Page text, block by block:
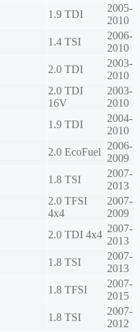
1.9 TDI
2005-
2010
1.4 TSI
2006-
2010
2.0 TDI
2003-
2010
2.0 TDI
16V
2003-
2010
1.9 TDI
2004-
2010
2.0 EcoFuel
2006-
2009
1.8 TSI
2007-
2013
2.0 TFSI
4x4
2007-
2009
2.0 TDI 4x4
2007-
2013
1.8 TSI
2007-
2013
1.8 TFSI
2007-
2015
1.8 TSI
2007-
2012